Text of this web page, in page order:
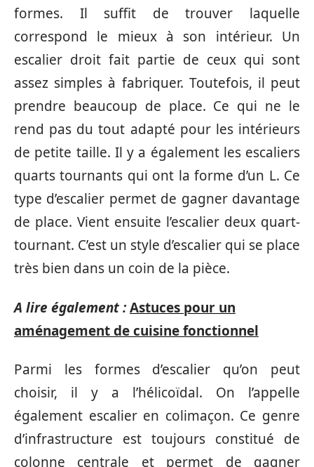
formes. Il suffit de trouver laquelle
correspond le mieux à son intérieur. Un
escalier droit fait partie de ceux qui sont
assez simples à fabriquer. Toutefois, il peut
prendre beaucoup de place. Ce qui ne le
rend pas du tout adapté pour les intérieurs
de petite taille. Il y a également les escaliers
quarts tournants qui ont la forme d’un L. Ce
type d’escalier permet de gagner davantage
de place. Vient ensuite l’escalier deux quart-
tournant. C’est un style d’escalier qui se place
très bien dans un coin de la pièce.
A lire également :Astuces pour un
aménagement de cuisine fonctionnel
Parmi les formes d’escalier qu’on peut
choisir, il y a l’hélicoïdal. On l’appelle
également escalier en colimaçon. Ce genre
d’infrastructure est toujours constitué de
colonne centrale et permet de gagner